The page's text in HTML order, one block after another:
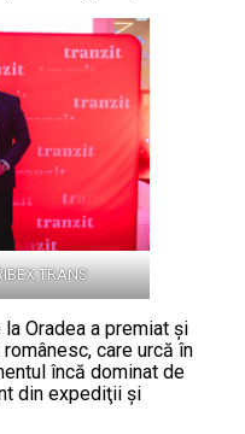
TRANS
Oradea a premiat şi
care urcă în
încă dominat de
din expediţii şi